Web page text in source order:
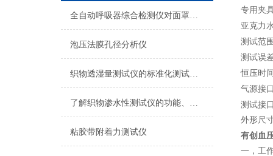
全自动呼吸器综合检测仪对面罩泄漏率的定量检测方法
泡压法膜孔径分析仪
织物透湿量测试仪的标准化测试方法与流程介绍
了解织物渗水性测试仪的功能、优势与行业应用
粘胶带附着力测试仪
专用夹
亚克力
测试范
测试误
恒压时
气源接
测试接
外形尺
有创血
一，工